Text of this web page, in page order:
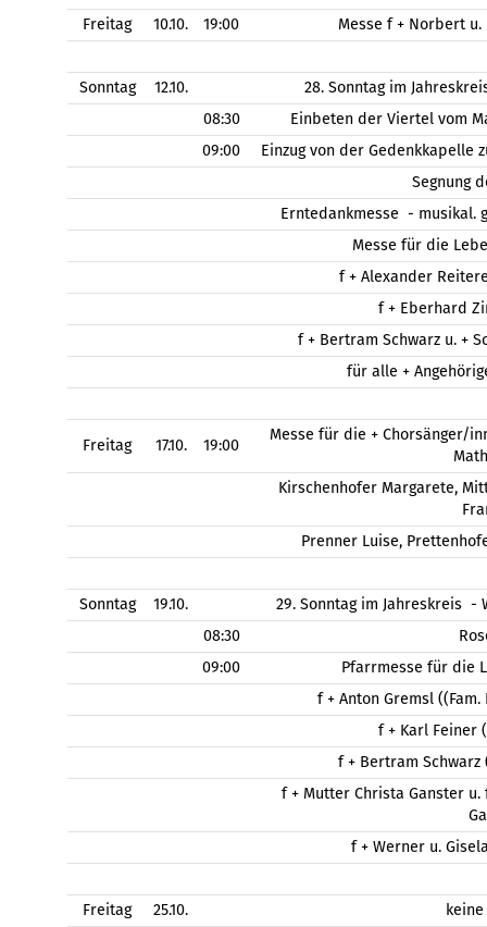
Freitag 10.10. 19:00 Messe f + Norbert
Sonntag 12.10.
28. Sonntag im
08:30
Einbeten der Viertel vom
09:00
Einzug von der
Segnung
Erntedankmesse - musikal.
Messe für die
f + Alexander
f + Eberhard
f + Bertram Schwarz u. +
für alle +
Freitag 17.10. 19:00
Messe für die + Chorsänger/
Kirschenhofer Margarete,
Prenner Luise,
Sonntag 19.10.
29. Sonntag im Jahreskreis -
08:30
09:00
Pfarrmesse für die
f + Anton Gremsl
f + Karl Feiner
f + Bertram
f + Mutter Christa Ganster
f + Werner u.
Freitag 25.10.